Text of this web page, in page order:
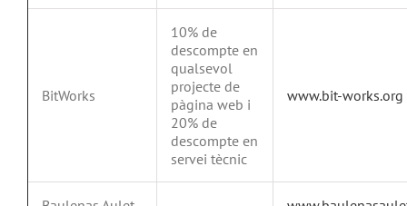
BitWorks
10% de
descompte en
qualsevol
projecte de
pàgina web i
20% de
descompte en
servei tècnic
www.bit-works.org